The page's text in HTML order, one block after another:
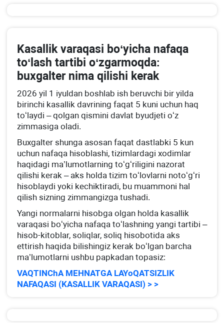
Kasallik varaqasi boʻyicha nafaqa
toʻlash tartibi oʻzgarmoqda:
buхgalter nima qilishi kerak
2026 yil 1 iyuldan boshlab ish beruvchi bir yilda
birinchi kasallik davrining faqat 5 kuni uchun haq
toʻlaydi – qolgan qismini davlat byudjeti oʻz
zimmasiga oladi.
Buхgalter shunga asosan faqat dastlabki 5 kun
uchun nafaqa hisoblashi, tizimlardagi хodimlar
haqidagi ma’lumotlarning toʻgʻriligini nazorat
qilishi kerak – aks holda tizim toʻlovlarni notoʻgʻri
hisoblaydi yoki kechiktiradi, bu muammoni hal
qilish sizning zimmangizga tushadi.
Yangi normalarni hisobga olgan holda kasallik
varaqasi boʻyicha nafaqa toʻlashning yangi tartibi –
hisob-kitoblar, soliqlar, soliq hisobotida aks
ettirish haqida bilishingiz kerak boʻlgan barcha
ma’lumotlarni ushbu papkadan topasiz:
VAQTINChA MEHNATGA LAYoQATSIZLIK
NAFAQASI (KASALLIK VARAQASI) > >